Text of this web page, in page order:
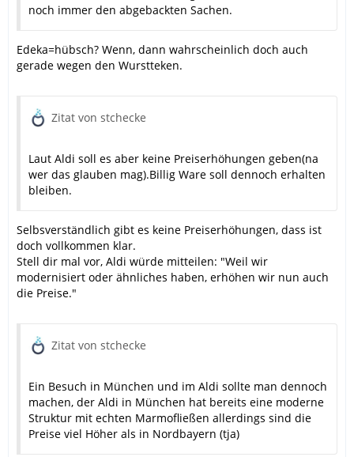
noch immer den abgebackten Sachen.
Edeka=hübsch? Wenn, dann wahrscheinlich doch auch
gerade wegen den Wurstteken.
Zitat von stchecke
Laut Aldi soll es aber keine Preiserhöhungen geben(na
wer das glauben mag).Billig Ware soll dennoch erhalten
bleiben.
Selbsverständlich gibt es keine Preiserhöhungen, dass ist
doch vollkommen klar.
Stell dir mal vor, Aldi würde mitteilen: "Weil wir
modernisiert oder ähnliches haben, erhöhen wir nun auch
die Preise."
Zitat von stchecke
Ein Besuch in München und im Aldi sollte man dennoch
machen, der Aldi in München hat bereits eine moderne
Struktur mit echten Marmofließen allerdings sind die
Preise viel Höher als in Nordbayern (tja)